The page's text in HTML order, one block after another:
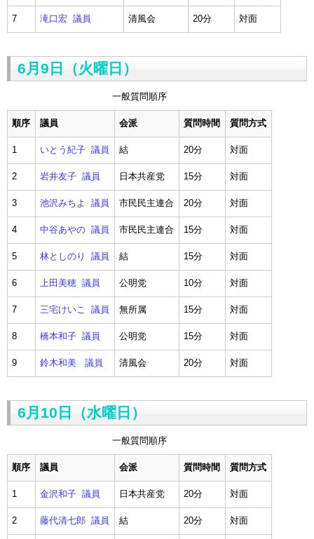
7 滝口宏 議員 清風会 20分 対面
6月9日（火曜日）
一般質問順序
順序 議員 会派 質問時間 質問方式
1 いとう紀子 議員 結 20分 対面
2 岩井友子 議員 日本共産党 15分 対面
3 池沢みちよ 議員 市民民主連合 20分 対面
4 中谷あやの 議員 市民民主連合 15分 対面
5 林としのり 議員 結 15分 対面
6 上田美穂 議員 公明党 10分 対面
7 三宅けいこ 議員 無所属 15分 対面
8 橋本和子 議員 公明党 15分 対面
9 鈴木和美 議員 清風会 20分 対面
6月10日（水曜日）
一般質問順序
順序 議員 会派 質問時間 質問方式
1 金沢和子 議員 日本共産党 20分 対面
2 藤代清七郎 議員 結 20分 対面